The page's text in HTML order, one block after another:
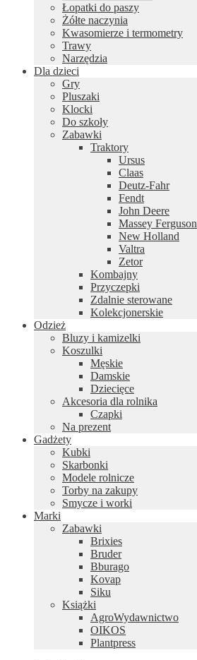
Łopatki do paszy
Żółte naczynia
Kwasomierze i termometry
Trawy
Narzędzia
Dla dzieci
Gry
Pluszaki
Klocki
Do szkoły
Zabawki
Traktory
Ursus
Claas
Deutz-Fahr
Fendt
John Deere
Massey Ferguson
New Holland
Valtra
Zetor
Kombajny
Przyczepki
Zdalnie sterowane
Kolekcjonerskie
Odzież
Bluzy i kamizelki
Koszulki
Męskie
Damskie
Dziecięce
Akcesoria dla rolnika
Czapki
Na prezent
Gadżety
Kubki
Skarbonki
Modele rolnicze
Torby na zakupy
Smycze i worki
Marki
Zabawki
Brixies
Bruder
Bburago
Kovap
Siku
Książki
AgroWydawnictwo
OIKOS
Plantpress